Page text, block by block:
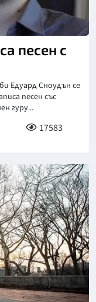
песен с
Едуард Сноудън се
песен със
гуру...
17583